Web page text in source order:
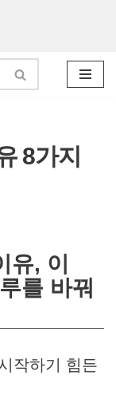
8가지
유, 이
를 바꿔
작하기 힘든